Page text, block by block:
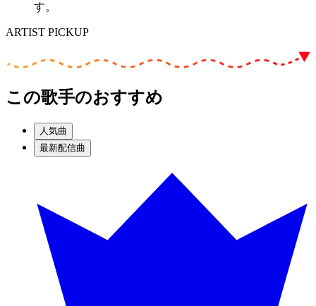
す。
ARTIST PICKUP
この歌手のおすすめ
人気曲
最新配信曲